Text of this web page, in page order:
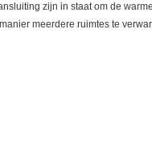
zijn in staat om de
meerdere ruimtes te